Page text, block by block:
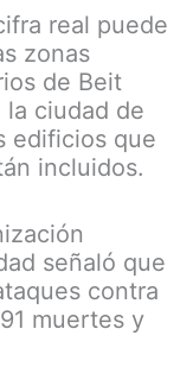
real puede
zonas
de Beit
la ciudad de
edificios que
incluidos.
señaló que
contra
muertes y